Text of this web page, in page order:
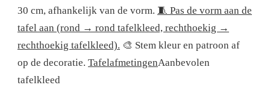
30 cm, afhankelijk van de vorm. 🧵 Pas de vorm aan de
tafel aan (rond → rond tafelkleed, rechthoekig →
rechthoekig tafelkleed). 🎨 Stem kleur en patroon af
op de decoratie. TafelafmetingenAanbevolen
tafelkleed